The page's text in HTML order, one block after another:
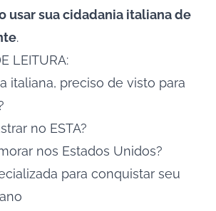
usar sua cidadania italiana de
.
LEITURA:
italiana, preciso de visto para
no ESTA?
nos Estados Unidos?
para conquistar seu